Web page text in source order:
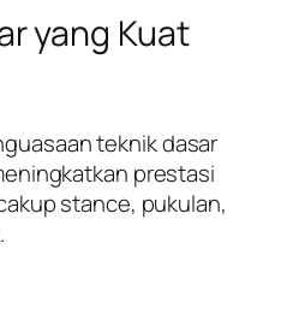
yang Kuat
teknik dasar
prestasi
stance, pukulan,